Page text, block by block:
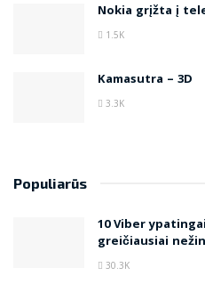
Nokia grįžta į
1.5K
Kamasutra – 3D
3.3K
Populiarūs
10 Viber
greičiausiai
30.3K